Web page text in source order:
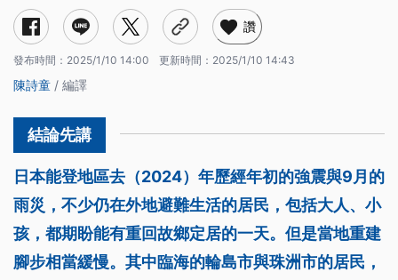
讚
發布時間： 2025/1/10 14:00 更新時間： 2025/1/10 14:43
陳詩童 / 編譯
日本能登地區去（2024）年歷經年初的強震與9月的
雨災，不少仍在外地避難生活的居民，包括大人、小
孩，都期盼能有重回故鄉定居的一天。但是當地重建
腳步相當緩慢。其中臨海的輪島市與珠洲市的居民，